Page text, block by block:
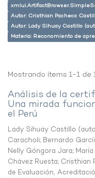
Autor: Cristhian Pacheco
Autor: Lady Sihuay Castillo
Materia: Reconomiento de
Mostrando ítems 1-1 de
Análisis de la
Una mirada
el Perú
Lady Sihuay Castillo
Caracholi; Bernardo
Nelly Góngora Jara;
Chávez Ruesta; Cristhian
de Evaluación,